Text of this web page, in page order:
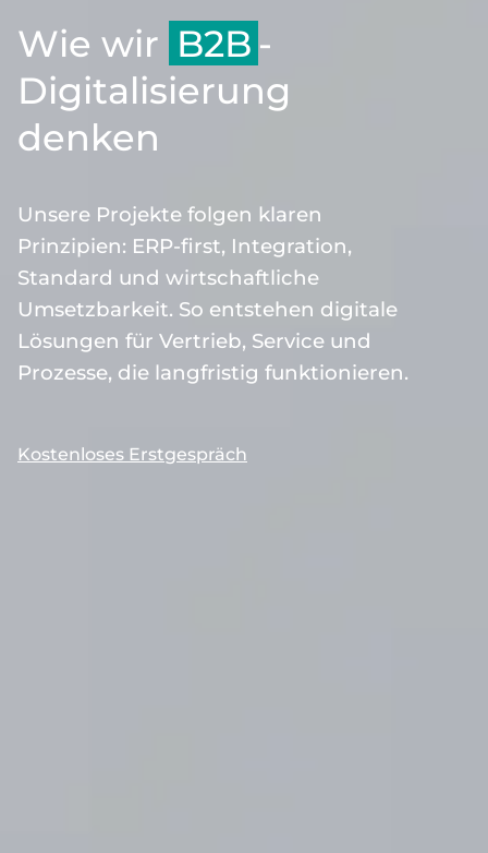
Wie wir B2B -
Digitalisierung
denken
Unsere Projekte folgen klaren
Prinzipien: ERP-first, Integration,
Standard und wirtschaftliche
Umsetzbarkeit. So entstehen digitale
Lösungen für Vertrieb, Service und
Prozesse, die langfristig funktionieren.
Kostenloses Erstgespräch